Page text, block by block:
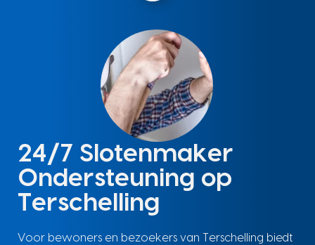
24/7 Slotenmaker
Ondersteuning op
Terschelling
Voor bewoners en bezoekers van Terschelling biedt